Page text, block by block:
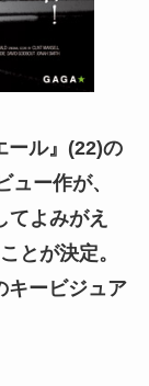
ール』(22)の
ー作が、
よみがえ
とが決定。
キービジュア